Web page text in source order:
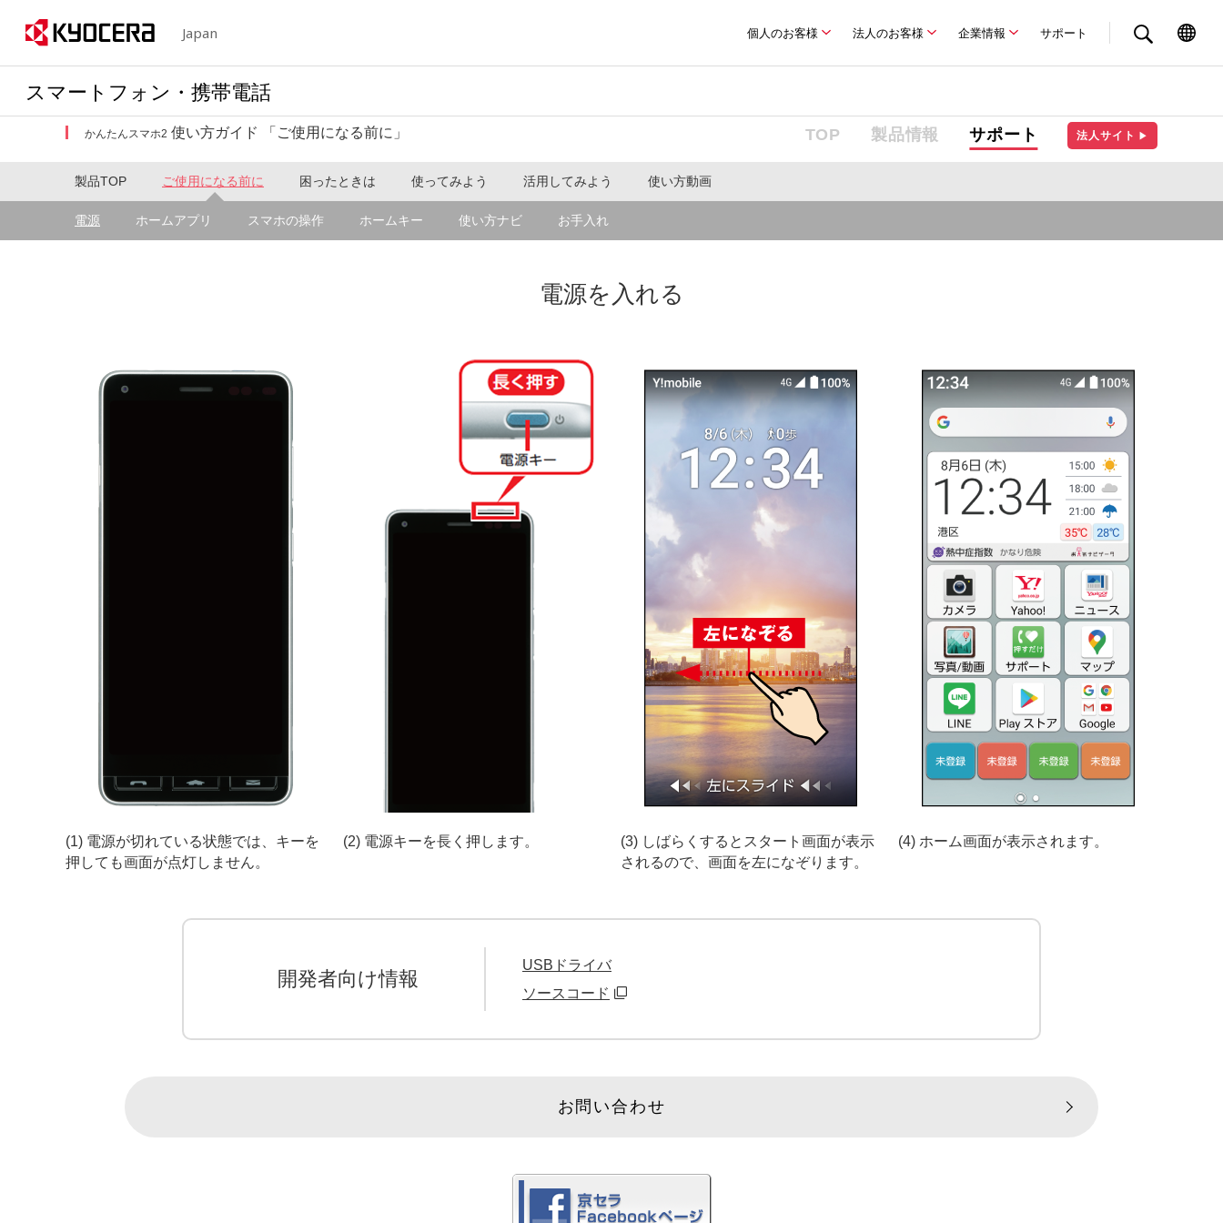
Japan 個人のお客様 法人のお客様 企業情報 サポート
スマートフォン・携帯電話
TOP 製品情報 サポート 法人サイト ▶
かんたんスマホ2 使い方ガイド 「ご使用になる前に」
製品TOP ご使用になる前に 困ったときは 使ってみよう 活用してみよう 使い方動画
電源 ホームアプリ スマホの操作 ホームキー 使い方ナビ お手入れ
電源を入れる
(1) 電源が切れている状態では、キーを
押しても画面が点灯しません。
(2) 電源キーを長く押します。
(3) しばらくするとスタート画面が表示
されるので、画面を左になぞります。
(4) ホーム画面が表示されます。
開発者向け情報
USBドライバ
ソースコード
お問い合わせ